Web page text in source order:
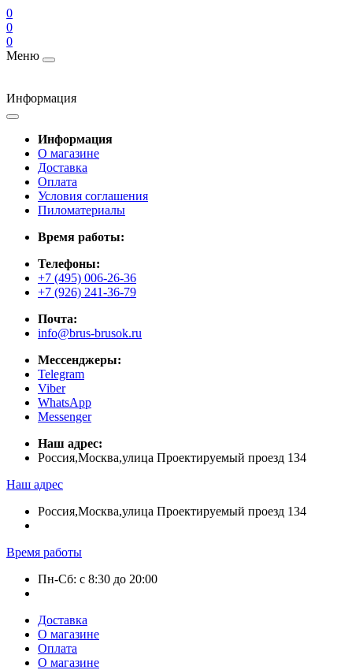
0
0
0
Меню
Информация
Информация
О магазине
Доставка
Оплата
Условия соглашения
Пиломатериалы
Время работы:
Телефоны:
+7 (495) 006-26-36
+7 (926) 241-36-79
Почта:
info@brus-brusok.ru
Мессенджеры:
Telegram
Viber
WhatsApp
Messenger
Наш адрес:
Россия,Москва,улица Проектируемый проезд 134
Наш адрес
Россия,Москва,улица Проектируемый проезд 134
Время работы
Пн-Сб: с 8:30 до 20:00
Доставка
О магазине
Оплата
О магазине